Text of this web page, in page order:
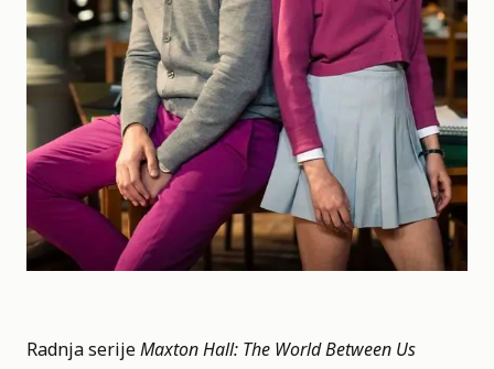
Radnja serijeMaxton Hall: The World Between Us